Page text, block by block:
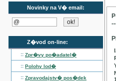
Novinky na V� email:
Z�vod on-line:
:: Zpr�vy po�adatel�
:: Polohy lod�
:: Zpravodajstv� pos�dek